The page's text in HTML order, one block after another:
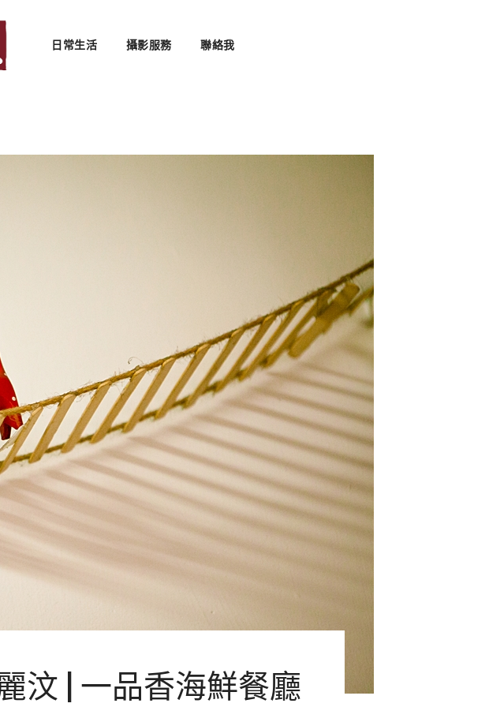
日常生活 攝影服務 聯絡我
汶 | 一品香海鮮餐廳